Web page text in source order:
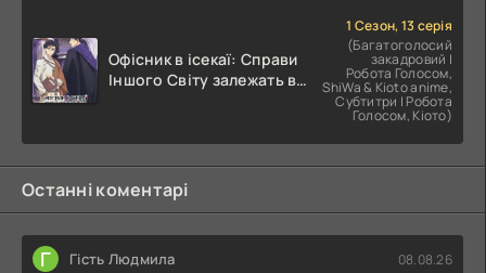
Офісник в ісекаї: Справи
Іншого Світу залежать від
1 Сезон, 13 серія
(Багатоголосий
закадровий |
Робота Голосом,
ShiWa & Kioto anime,
Субтитри | Робота
Голосом, Кіото)
Останні коментарі
Г Гість Людмила 08.08.26